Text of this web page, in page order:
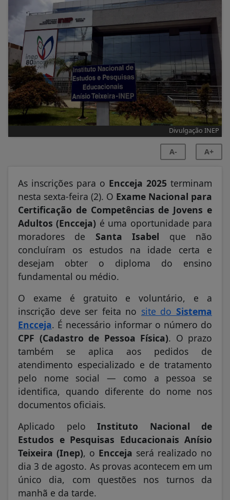
Divulgação INEP
A- A+
As inscrições para o Encceja 2025 terminam
nesta sexta-feira (2). O Exame Nacional para
Certificação de Competências de Jovens e
Adultos (Encceja) é uma oportunidade para
moradores de Santa Isabel que não
concluíram os estudos na idade certa e
desejam obter o diploma do ensino
fundamental ou médio.
O exame é gratuito e voluntário, e a
inscrição deve ser feita no site do Sistema
Encceja. É necessário informar o número do
CPF (Cadastro de Pessoa Física). O prazo
também se aplica aos pedidos de
atendimento especializado e de tratamento
pelo nome social — como a pessoa se
identifica, quando diferente do nome nos
documentos oficiais.
Aplicado pelo Instituto Nacional de
Estudos e Pesquisas Educacionais Anísio
Teixeira (Inep), o Encceja será realizado no
dia 3 de agosto. As provas acontecem em um
único dia, com questões nos turnos da
manhã e da tarde.